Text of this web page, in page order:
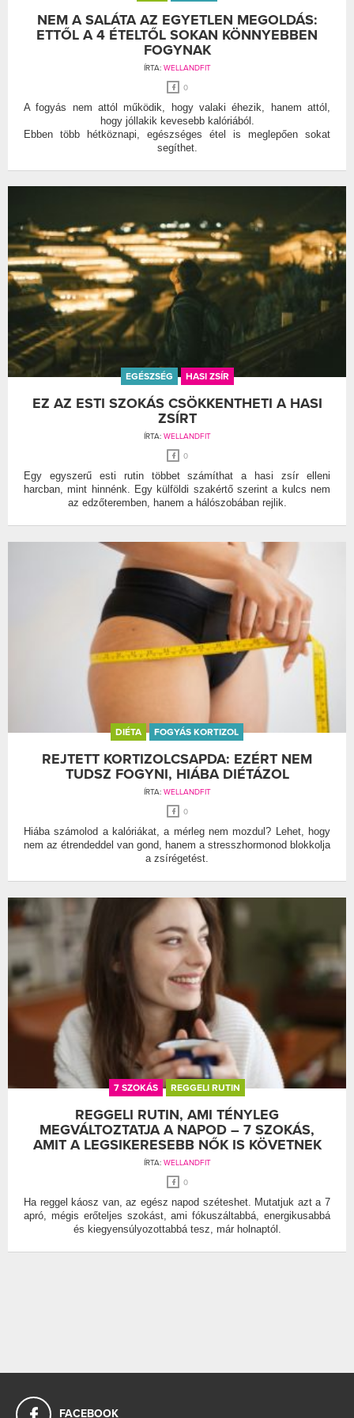
NEM A SALÁTA AZ EGYETLEN MEGOLDÁS:
ETTŐL A 4 ÉTELTŐL SOKAN KÖNNYEBBEN
FOGYNAK
ÍRTA: WELLANDFIT
0
A fogyás nem attól működik, hogy valaki éhezik, hanem attól,
hogy jóllakik kevesebb kalóriából.
Ebben több hétköznapi, egészséges étel is meglepően sokat
segíthet.
EGÉSZSÉG HASI ZSÍR
EZ AZ ESTI SZOKÁS CSÖKKENTHETI A HASI
ZSÍRT
ÍRTA: WELLANDFIT
0
Egy egyszerű esti rutin többet számíthat a hasi zsír elleni
harcban, mint hinnénk. Egy külföldi szakértő szerint a kulcs nem
az edzőteremben, hanem a hálószobában rejlik.
DIÉTA FOGYÁS KORTIZOL
REJTETT KORTIZOLCSAPDA: EZÉRT NEM
TUDSZ FOGYNI, HIÁBA DIÉTÁZOL
ÍRTA: WELLANDFIT
0
Hiába számolod a kalóriákat, a mérleg nem mozdul? Lehet, hogy
nem az étrendeddel van gond, hanem a stresszhormonod blokkolja
a zsírégetést.
7 SZOKÁS REGGELI RUTIN
REGGELI RUTIN, AMI TÉNYLEG
MEGVÁLTOZTATJA A NAPOD – 7 SZOKÁS,
AMIT A LEGSIKERESEBB NŐK IS KÖVETNEK
ÍRTA: WELLANDFIT
0
Ha reggel káosz van, az egész napod széteshet. Mutatjuk azt a 7
apró, mégis erőteljes szokást, ami fókuszáltabbá, energikusabbá
és kiegyensúlyozottabbá tesz, már holnaptól.
FACEBOOK